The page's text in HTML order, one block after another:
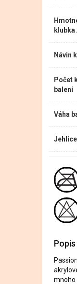
klubka
Návin
Počet
balení
Váha
mnoho